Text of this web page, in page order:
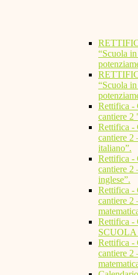
“Scuola
“Scuola
Rettifica -
cantiere 2
Rettifica -
cantiere 2
italiano”.
Rettifica -
cantiere 2
inglese”.
Rettifica -
cantiere 2
Rettifica -
Rettifica -
cantiere 2